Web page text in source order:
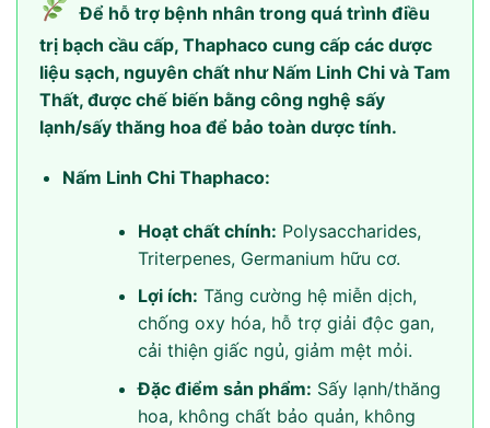
Để hỗ trợ bệnh nhân trong quá trình điều
trị bạch cầu cấp, Thaphaco cung cấp các dược
liệu sạch, nguyên chất như Nấm Linh Chi và Tam
Thất, được chế biến bằng công nghệ sấy
lạnh/sấy thăng hoa để bảo toàn dược tính.
Nấm Linh Chi Thaphaco:
Hoạt chất chính: Polysaccharides,
Triterpenes, Germanium hữu cơ.
Lợi ích: Tăng cường hệ miễn dịch,
chống oxy hóa, hỗ trợ giải độc gan,
cải thiện giấc ngủ, giảm mệt mỏi.
Đặc điểm sản phẩm: Sấy lạnh/thăng
hoa, không chất bảo quản, không